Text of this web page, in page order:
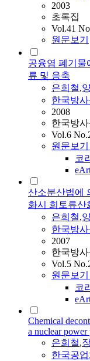
2003
초록집
Vol.41
원문보기
공융염 폐기물
류 및 응축
은희철,
한국방
2008
한국방
Vol.6
원문보기
코
산소분산법에
화시 희토류산
은희철,
한국방
2007
한국방
Vol.5
원문보기
코
Chemical
a nuclear power
은희철,
한국공업